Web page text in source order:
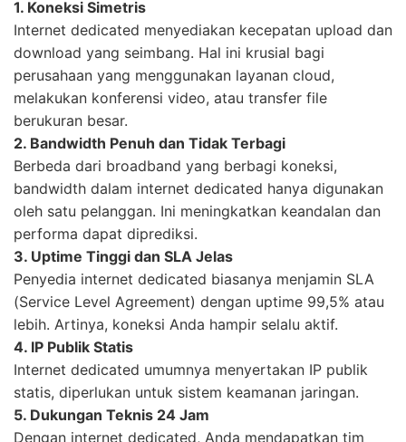
1. Koneksi Simetris
Internet dedicated menyediakan kecepatan upload dan
download yang seimbang. Hal ini krusial bagi
perusahaan yang menggunakan layanan cloud,
melakukan konferensi video, atau transfer file
berukuran besar.
2. Bandwidth Penuh dan Tidak Terbagi
Berbeda dari broadband yang berbagi koneksi,
bandwidth dalam internet dedicated hanya digunakan
oleh satu pelanggan. Ini meningkatkan keandalan dan
performa dapat diprediksi.
3. Uptime Tinggi dan SLA Jelas
Penyedia internet dedicated biasanya menjamin SLA
(Service Level Agreement) dengan uptime 99,5% atau
lebih. Artinya, koneksi Anda hampir selalu aktif.
4. IP Publik Statis
Internet dedicated umumnya menyertakan IP publik
statis, diperlukan untuk sistem keamanan jaringan.
5. Dukungan Teknis 24 Jam
Dengan internet dedicated, Anda mendapatkan tim